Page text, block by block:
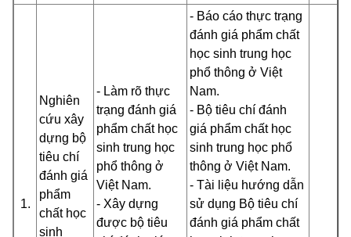
1.
Nghiên
cứu xây
dựng bộ
tiêu chí
đánh giá
phẩm
chất học
sinh
- Làm rõ thực
trạng đánh giá
phẩm chất học
sinh trung học
phổ thông ở
Việt Nam.
- Xây dựng
được bộ tiêu
- Báo cáo thực trạng
đánh giá phẩm chất
học sinh trung học
phổ thông ở Việt
Nam.
- Bộ tiêu chí đánh
giá phẩm chất học
sinh trung học phổ
thông ở Việt Nam.
- Tài liệu hướng dẫn
sử dụng Bộ tiêu chí
đánh giá phẩm chất